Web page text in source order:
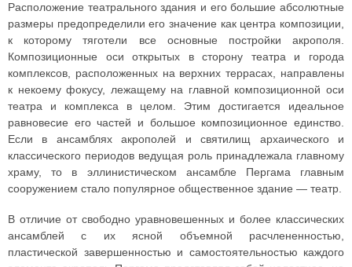
Расположение театрального здания и его большие абсолютные
размеры предопределили его значение как центра композиции,
к которому тяготели все основные постройки акрополя.
Композиционные оси открытых в сторону театра и города
комплексов, расположенных на верхних террасах, направлены
к некоему фокусу, лежащему на главной композиционной оси
театра и комплекса в целом. Этим достигается идеальное
равновесие его частей и большое композиционное единство.
Если в ансамблях акрополей и святилищ архаического и
классического периодов ведущая роль принадлежала главному
храму, то в эллинистическом ансамбле Пергама главным
сооружением стало популярное общественное здание — театр.
В отличие от свободно уравновешенных и более классических
ансамблей с их ясной объемной расчлененностью,
пластической завершенностью и самостоятельностью каждого